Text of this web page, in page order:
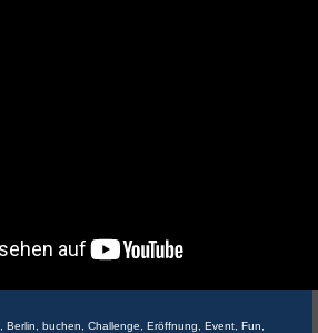
Berlin buchen Challenge Eröffnung Event Fun